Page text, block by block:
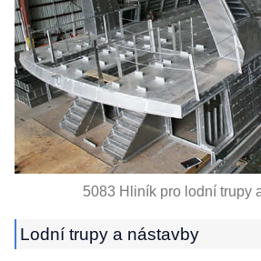
5083 Hliník pro lodní trupy
Lodní trupy a nástavby